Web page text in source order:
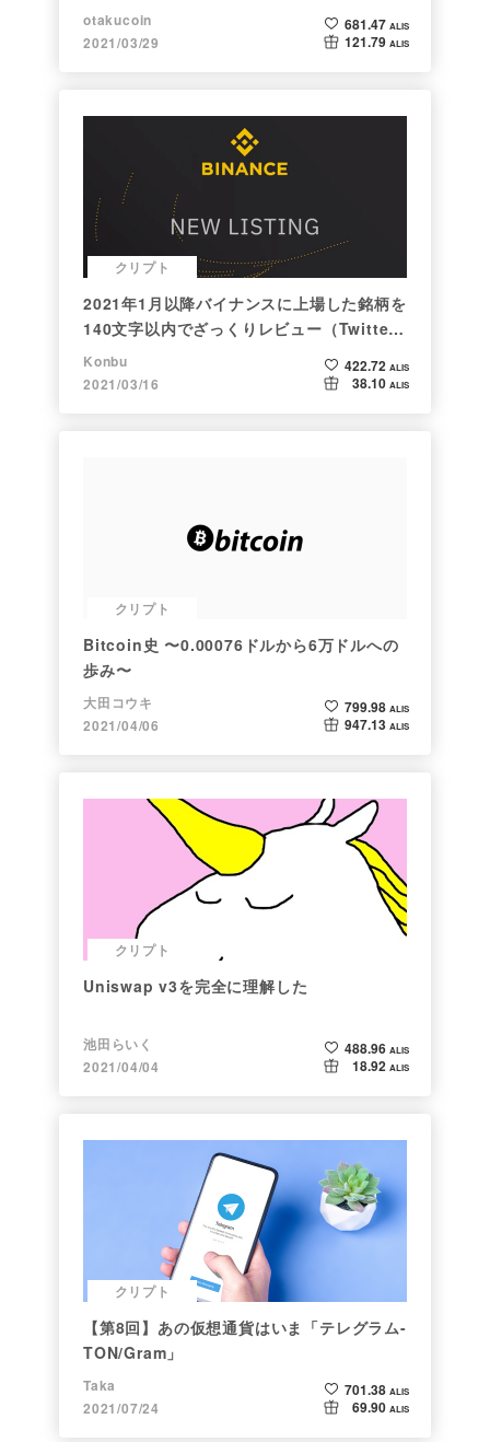
ト】
otakucoin
2021/03/29
681.47 ALIS
121.79 ALIS
クリプト
2021年1月以降バイナンスに上場した銘柄を
140文字以内でざっくりレビュー（Twitter
向け情報まとめ）
Konbu
2021/03/16
422.72 ALIS
38.10 ALIS
クリプト
Bitcoin史 〜0.00076ドルから6万ドルへの
歩み〜
大田コウキ
2021/04/06
799.98 ALIS
947.13 ALIS
クリプト
Uniswap v3を完全に理解した
池田らいく
2021/04/04
488.96 ALIS
18.92 ALIS
クリプト
【第8回】あの仮想通貨はいま「テレグラム-
TON/Gram」
Taka
2021/07/24
701.38 ALIS
69.90 ALIS